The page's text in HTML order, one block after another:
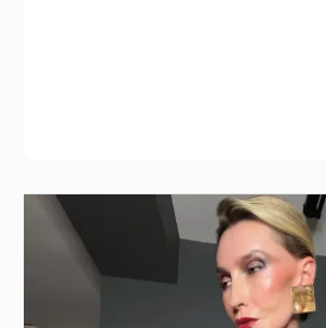
"Люблю своё тело". 52-
Максимова показала